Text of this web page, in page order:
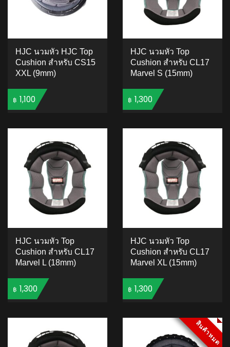
HJC นวมหัว HJC Top
Cushion สำหรับ CS15
XXL (9mm)
฿ 1,100
HJC นวมหัว Top
Cushion สำหรับ CL17
Marvel S (15mm)
฿ 1,300
HJC นวมหัว Top
Cushion สำหรับ CL17
Marvel L (18mm)
฿ 1,300
HJC นวมหัว Top
Cushion สำหรับ CL17
Marvel XL (15mm)
฿ 1,300
สินค้าหมด
สินค้าหมด